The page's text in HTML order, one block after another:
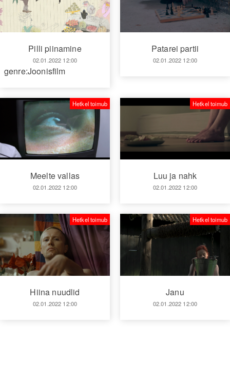
Pilli piinamine
02.01.2022 12:00
genre:Joonisfilm
Patarei partii
02.01.2022 12:00
Meelte vallas
02.01.2022 12:00
Hetkel toimub
Luu ja nahk
02.01.2022 12:00
Hetkel toimub
Hiina nuudlid
02.01.2022 12:00
Hetkel toimub
Janu
02.01.2022 12:00
Hetkel toimub